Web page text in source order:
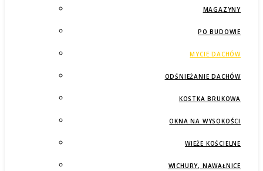
MAGAZYNY
PO BUDOWIE
MYCIE DACHÓW
ODŚNIEŻANIE DACHÓW
KOSTKA BRUKOWA
OKNA NA WYSOKOŚCI
WIEŻE KOŚCIELNE
WICHURY, NAWAŁNICE